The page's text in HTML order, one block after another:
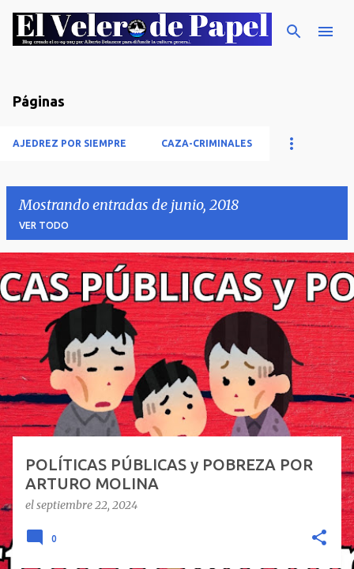
Ir al contenido principal
Páginas
AJEDREZ POR SIEMPRE CAZA-CRIMINALES
Mostrando entradas de junio, 2018
VER TODO
E
n
t
r
a
d
a
s
POLÍTICAS PÚBLICAS y POBREZA POR
ARTURO MOLINA
elseptiembre 22, 2024
0